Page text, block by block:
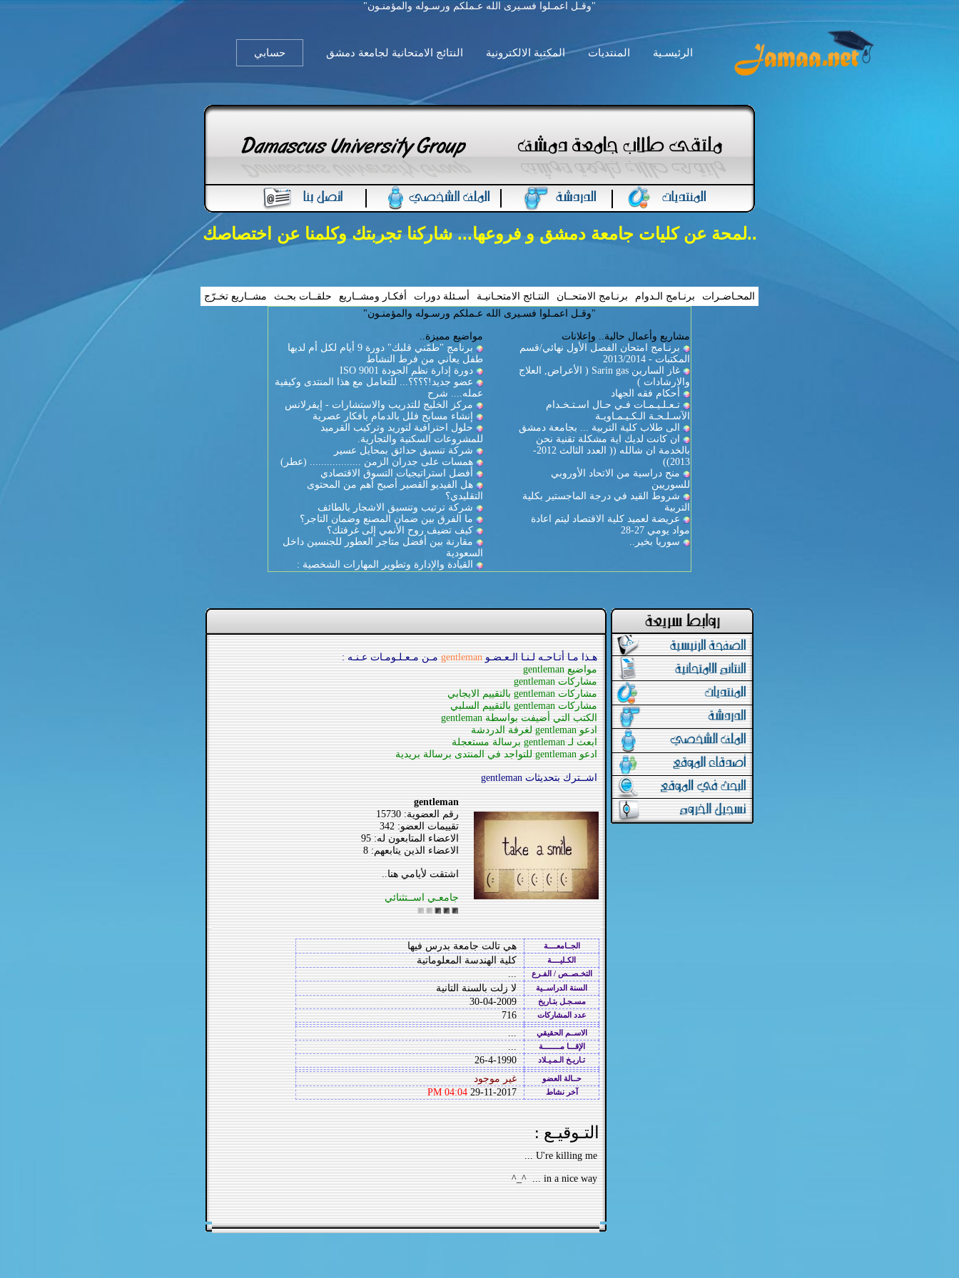
"وقـل اعمـلوا فسـيرى الله عـملكم ورسـوله والمؤمنـون"
الرئيسـية المنتديات المكتبة الالكترونية النتائج الامتحانية لجامعة دمشق حسابي
..لمحة عن كليات جامعة دمشق و فروعها... شاركنا تجربتك وكلمنا عن اختصاصك
المحـاضـرات برنـامج الـدوام برنـامج الامتحــان النتـائج الامتحـانيـة أسـئلة دورات أفكـار ومشــاريع حلقــات بحـث
مشــاريع تخـرّج
"وقـل اعمـلوا فسـيرى الله عـملكم ورسـوله والمؤمنـون"
مشاريع وأعمال حالية.. وإعلانات
برنـامج امتحان الفصل الأول نهائي/قسم
المكتبات - 2013/2014
غاز السارين Sarin gas ( الأعراض, العلاج
والارشادات )
أحكام فقه الجهاد
تـعـلـيـمـات فـي حـال اسـتـخـدام
الآسـلـحـة الـكـيـمـاويـة
الى طلاب كلية التربية ... بجامعة دمشق
ان كانت لديك اية مشكلة تقنية نحن
بالخدمة ان شالله (( العدد الثالث 2012-
2013))
منح دراسية من الاتحاد الأوروبي
للسوريين
شروط القيد في درجة الماجستير بكلية
التربية
عريضة لعميد كلية الاقتصاد ليتم اعادة
مواد يومي 27-28
سوريا بخير..
مواضيع مميزة..
برنامج "طمّني قلبك" دورة 9 أيام لكل أم لديها
طفل يعاني من فرط النشاط
دورة إدارة نظم الجودة ISO 9001
عضو جديد!؟؟؟؟... للتعامل مع هذا المنتدى وكيفية
عمله.... شرح
مركز الخليج للتدريب والاستشارات - إيفرلانس
إنشاء مسابح فلل بالدمام بأفكار عصرية
حلول احترافية لتوريد وتركيب القرميد
للمشروعات السكنية والتجارية.
شركة تنسيق حدائق بمحايل عسير
همسات على جدران الزمن .................. (عطر)
أفضل استراتيجيات التسوق الاقتصادي
هل الفيديو القصير أصبح أهم من المحتوى
التقليدي؟
شركة ترتيب وتنسيق الاشجار بالطائف
ما الفرق بين ضمان المصنع وضمان التاجر؟
كيف تضيف روح الأنمي إلى غرفتك؟
مقارنة بين أفضل متاجر العطور للجنسين داخل
السعودية
القيادة والإدارة وتطوير المهارات الشخصية :
هـذا مـا أتـاحـه لـنـا الـعـضـو gentleman مـن مـعـلـومـات عـنـه :
مواضيع gentleman
مشاركات gentleman
مشاركات gentleman بالتقييم الايجابي
مشاركات gentleman بالتقييم السلبي
الكتب التي أضيفت بواسطة gentleman
ادعو gentleman لغرفة الدردشة
ابعث لـ gentleman برسالة مستعجلة
ادعو gentleman للتواجد في المنتدى برسالة بريدية
اشــترك بتحديثات gentleman
gentleman
رقم العضوية: 15730
تقييمات العضو: 342
الاعضاء المتابعون له: 95
الاعضاء الذين يتابعهم: 8
اشتقت لأيامي هنا..
جامعـي اســتثنائي
الجــامعــــة هي تالت جامعة بدرس فيها
الكـليــــة كلية الهندسة المعلوماتية
التخـصــص / الفـرع ...
السنة الدراســية لا زلت بالسنة التانية
مسـجـل بتـاريخ 30-04-2009
عدد المشاركات 716
الاســم الحقيقي ...
الإقـــا مــــــــة ...
تـاريـخ الـمـيـلاد 26-4-1990
حــالة العضو غير موجود
آخر نشاط 29-11-2017
04:04 PM
التـوقيـع :
U're killing me ...
in a nice way ... ^_^